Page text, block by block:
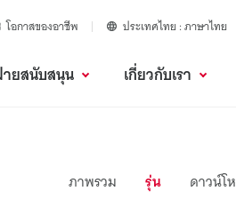
โอกาสของอาชีพ ประเทศไทย ภาษาไทย
ยสนับสนุน เกี่ยวกับเรา
ภาพรวม รุ่น ดาวน์โ